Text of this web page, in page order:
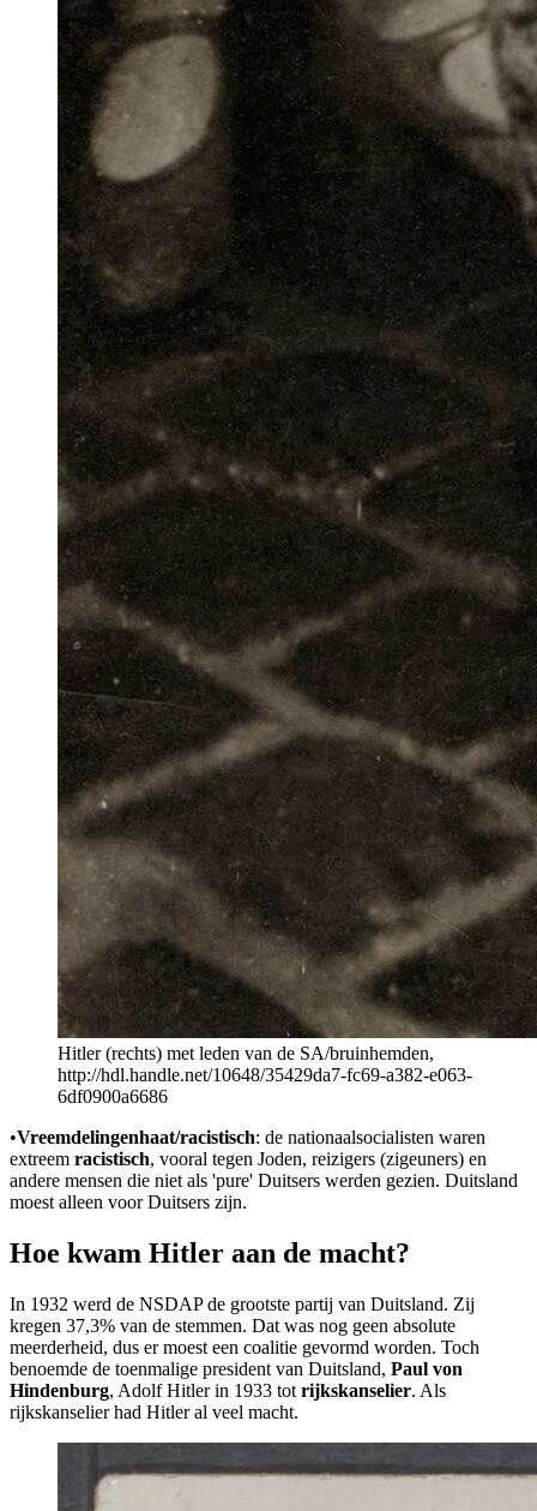
Hitler (rechts) met leden van de SA/bruinhemden,
http://hdl.handle.net/10648/35429da7-fc69-a382-e063-
6df0900a6686
•Vreemdelingenhaat/racistisch: de nationaalsocialisten waren
extreem racistisch, vooral tegen Joden, reizigers (zigeuners) en
andere mensen die niet als 'pure' Duitsers werden gezien. Duitsland
moest alleen voor Duitsers zijn.
Hoe kwam Hitler aan de macht?
In 1932 werd de NSDAP de grootste partij van Duitsland. Zij
kregen 37,3% van de stemmen. Dat was nog geen absolute
meerderheid, dus er moest een coalitie gevormd worden. Toch
benoemde de toenmalige president van Duitsland, Paul von
Hindenburg, Adolf Hitler in 1933 tot rijkskanselier. Als
rijkskanselier had Hitler al veel macht.